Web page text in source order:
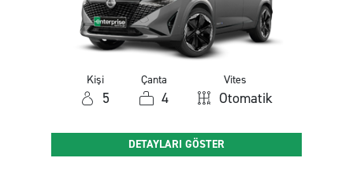
Kişi
5
Çanta
4
Vites
Otomatik
DETAYLARI GÖSTER